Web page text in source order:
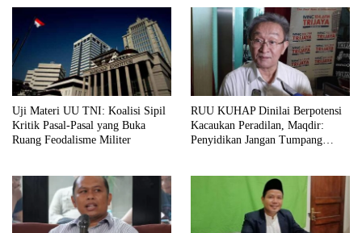
Uji Materi UU TNI: Koalisi Sipil
Kritik Pasal-Pasal yang Buka
Ruang Feodalisme Militer
RUU KUHAP Dinilai Berpotensi
Kacaukan Peradilan, Maqdir:
Penyidikan Jangan Tumpang